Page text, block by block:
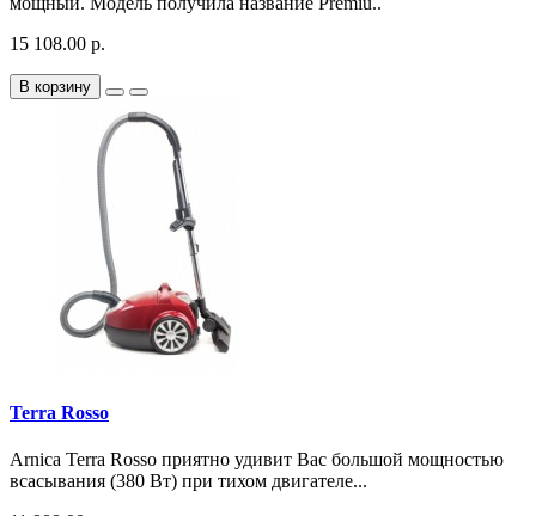
15 108.00 р.
В корзину
Terra Rosso
Arnica Terra Rosso приятно удивит Вас большой мощностью
всасывания (380 Вт) при тихом двигателе...